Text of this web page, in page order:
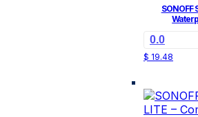
SONOFF
0.0
$ 19.48